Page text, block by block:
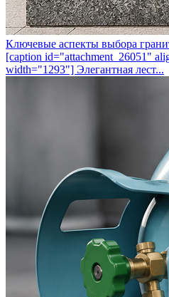
Ключевые аспекты выбора
[caption id="attachment_26051"
width="1293"] Элегантная лест...